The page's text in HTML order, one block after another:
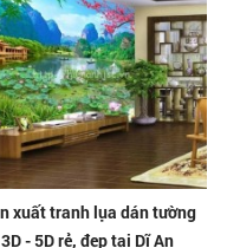
xuất tranh lụa dán tường
3D - 5D rẻ, đẹp tại Dĩ An